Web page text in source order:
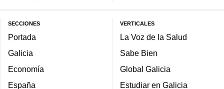
SECCIONES
Portada
Galicia
Economía
España
VERTICALES
La Voz de la Salud
Sabe Bien
Global Galicia
Estudiar en Galicia